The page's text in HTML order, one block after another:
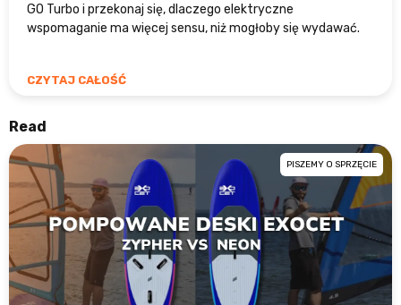
GO Turbo i przekonaj się, dlaczego elektryczne
wspomaganie ma więcej sensu, niż mogłoby się wydawać.
CZYTAJ CAŁOŚĆ
Read
PISZEMY O SPRZĘCIE